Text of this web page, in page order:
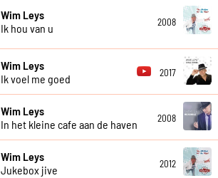
Wim Leys
Ik hou van u
2008
Wim Leys
Ik voel me goed
2017
Wim Leys
In het kleine cafe aan de haven
2008
Wim Leys
Jukebox jive
2012